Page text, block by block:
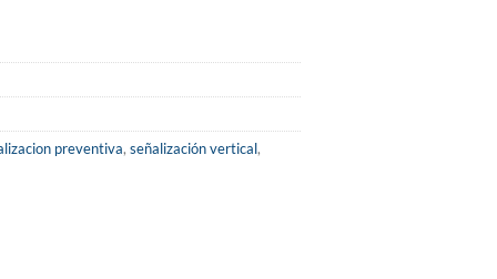
preventiva, señalización vertical,